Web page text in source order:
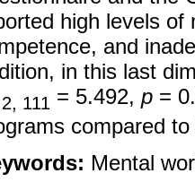
high levels of
and
in this last
2, 111 = 5.492, p =
compared
Mental